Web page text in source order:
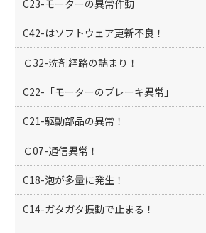
C23-モーターの異常作動
C42-はソフトウェア更新不良！
Ｃ32-洗剤経路の詰まり！
C22-「モーターのブレーキ異常」
C21-駆動部品の異常！
Ｃ07-通信異常！
C18-泡が多量に発生！
C14-ガタガタ振動で止まる！